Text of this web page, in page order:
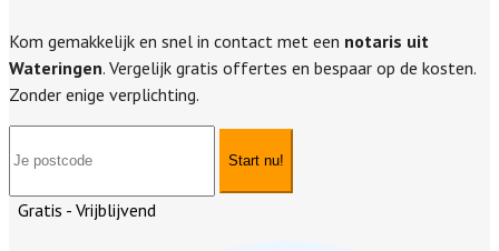
Kom gemakkelijk en snel in contact met een notaris uit
Wateringen. Vergelijk gratis offertes en bespaar op de kosten.
Zonder enige verplichting.
Start nu!
Gratis - Vrijblijvend